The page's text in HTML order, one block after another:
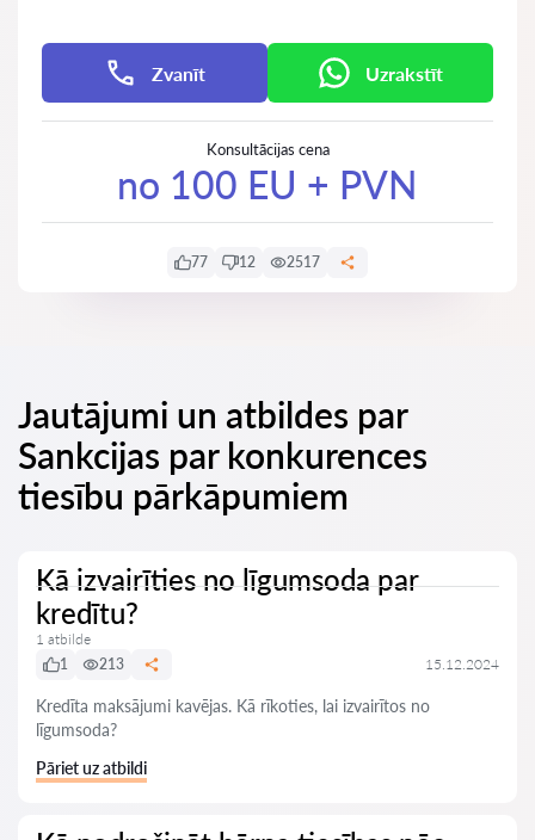
Zvanīt Uzrakstīt
Konsultācijas cena
no 100 EU + PVN
77 12 2517
Jautājumi un atbildes par
Sankcijas par konkurences
tiesību pārkāpumiem
Kā izvairīties no līgumsoda par
kredītu?
1 atbilde
1
213 15.12.2024
Kredīta maksājumi kavējas. Kā rīkoties, lai izvairītos no
līgumsoda?
Pāriet uz atbildi